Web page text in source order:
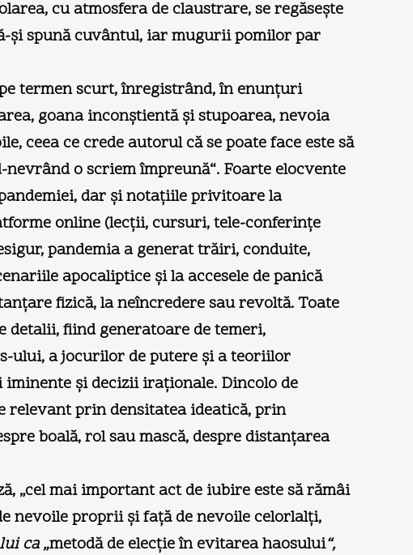
cu atmosfera de claustrare, se regăseşte
şi spună cuvântul, iar mugurii pomilor par
termen scurt, înregistrând, în enunţuri
goana inconştientă şi stupoarea, nevoia
ceea ce crede autorul că se poate face este să
o scriem împreună“. Foarte elocvente
dar şi notaţiile privitoare la
online (lecţii, cursuri, tele-conferinţe
pandemia a generat trăiri, conduite,
apocaliptice şi la accesele de panică
fizică, la neîncredere sau revoltă. Toate
detalii, fiind generatoare de temeri,
ului, a jocurilor de putere şi a teoriilor
şi decizii iraţionale. Dincolo de
prin densitatea ideatică, prin
boală, rol sau mască, despre distanţarea
„cel mai important act de iubire este să rămâi
nevoile proprii şi faţă de nevoile celorlalţi,
ca „metodă de elecţie în evitarea haosului“,